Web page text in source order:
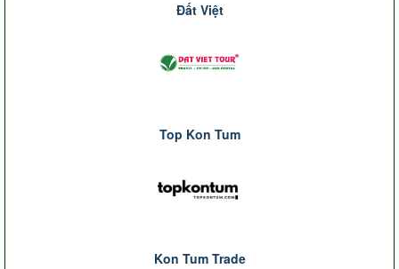
Đất Việt
Top Kon Tum
Kon Tum Trade